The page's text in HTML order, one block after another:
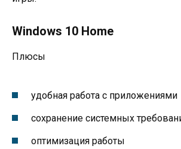
Windows 10 Home
Плюсы
удобная работа с приложениями
сохранение системных
оптимизация работы